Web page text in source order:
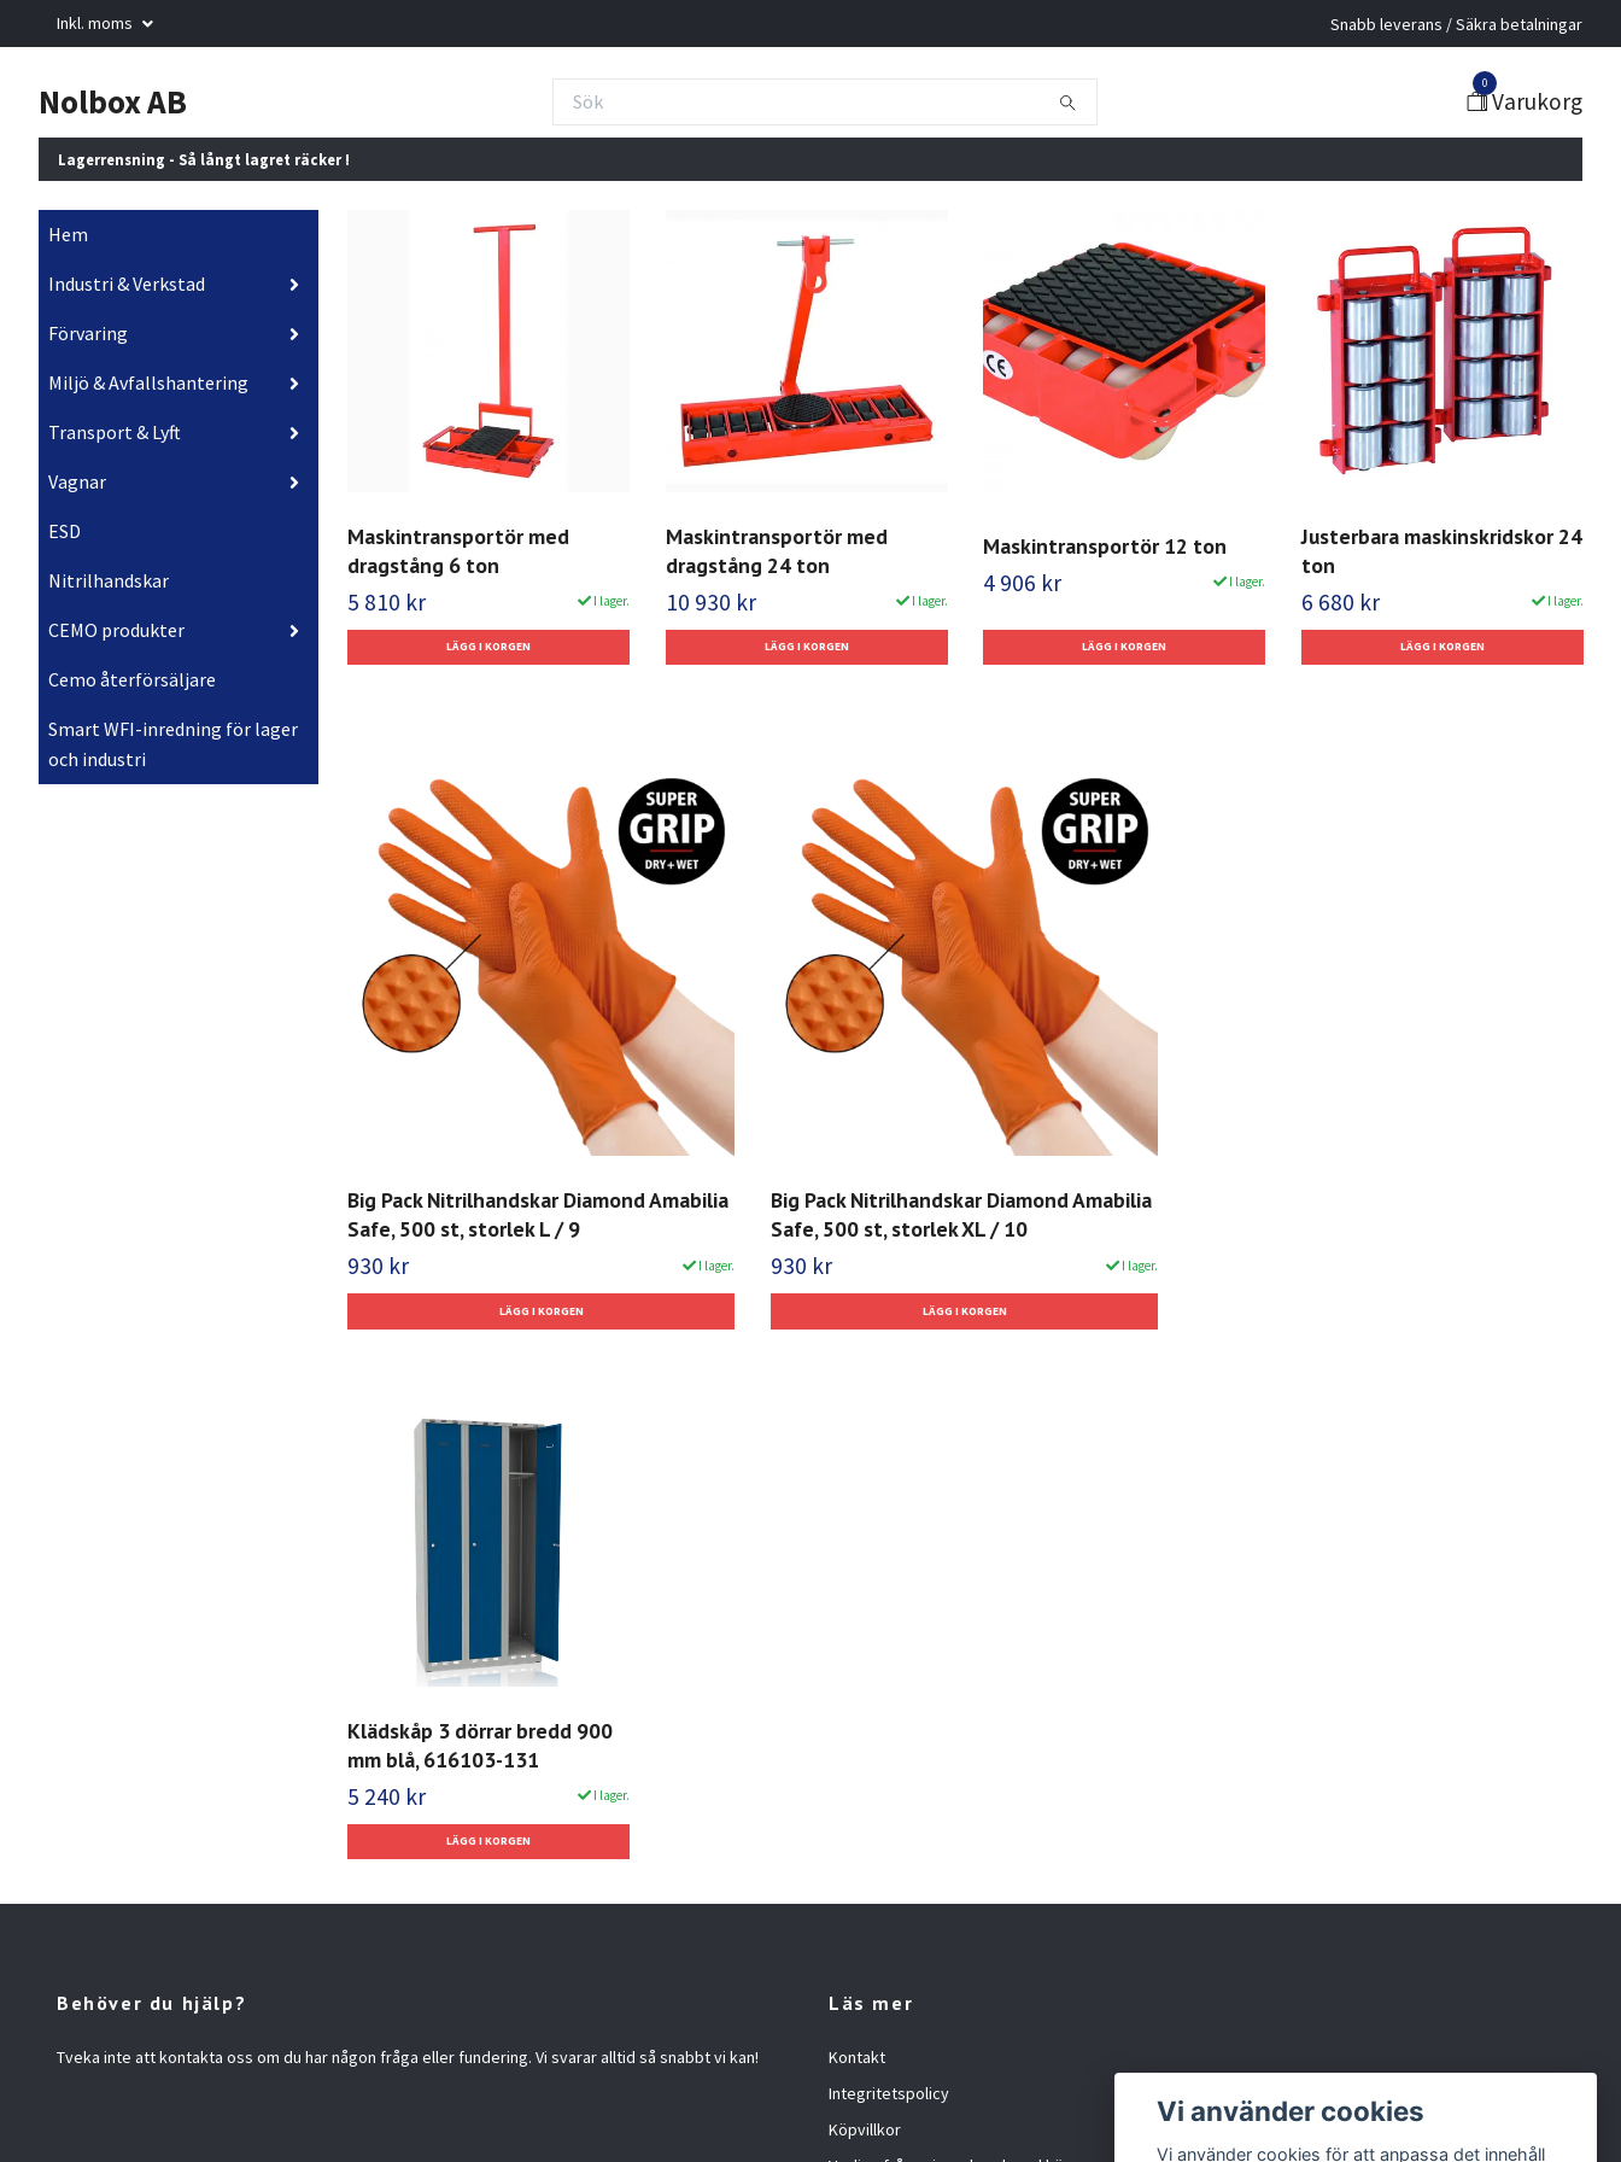
Inkl. moms Snabb leverans / Säkra betalningar
Nolbox AB 0
Varukorg
Lagerrensning - Så långt lagret räcker !
Hem
Industri & Verkstad
Förvaring
Miljö & Avfallshantering
Transport & Lyft
Vagnar
ESD
Nitrilhandskar
CEMO produkter
Cemo återförsäljare
Smart WFI-inredning för lager
och industri
Maskintransportör med
dragstång 6 ton
5 810 kr I lager.
Maskintransportör med
dragstång 24 ton
10 930 kr I lager.
Maskintransportör 12 ton
4 906 kr I lager.
Justerbara maskinskridskor 24
ton
6 680 kr I lager.
Big Pack Nitrilhandskar Diamond Amabilia
Safe, 500 st, storlek L / 9
930 kr I lager.
Big Pack Nitrilhandskar Diamond Amabilia
Safe, 500 st, storlek XL / 10
930 kr I lager.
Klädskåp 3 dörrar bredd 900
mm blå, 616103-131
5 240 kr I lager.
Behöver du hjälp?
Tveka inte att kontakta oss om du har någon fråga eller fundering. Vi svarar alltid så snabbt vi kan!
Läs mer
Kontakt
Integritetspolicy
Köpvillkor
Vi använder cookies
Vi använder cookies för att anpassa det innehåll